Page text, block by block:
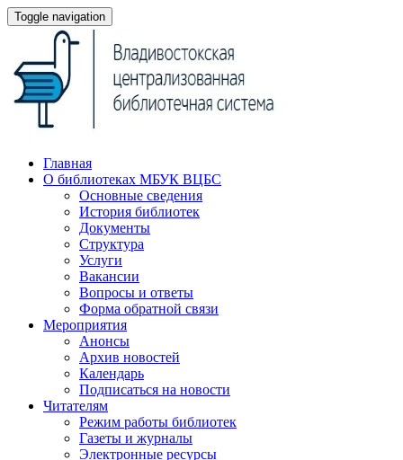
Toggle navigation
Главная
О библиотеках МБУК ВЦБС
Основные сведения
История библиотек
Документы
Структура
Услуги
Вакансии
Вопросы и ответы
Форма обратной связи
Мероприятия
Анонсы
Архив новостей
Календарь
Подписаться на новости
Читателям
Режим работы библиотек
Газеты и журналы
Электронные ресурсы